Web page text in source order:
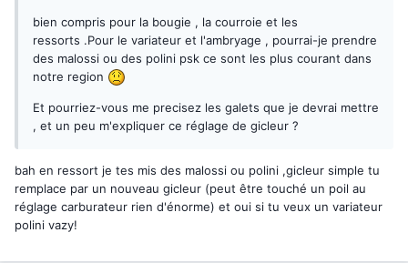
bien compris pour la bougie , la courroie et les
ressorts .Pour le variateur et l'ambryage , pourrai-je prendre
des malossi ou des polini psk ce sont les plus courant dans
notre region
Et pourriez-vous me precisez les galets que je devrai mettre
, et un peu m'expliquer ce réglage de gicleur ?
bah en ressort je tes mis des malossi ou polini ,gicleur simple tu
remplace par un nouveau gicleur (peut être touché un poil au
réglage carburateur rien d'énorme) et oui si tu veux un variateur
polini vazy!